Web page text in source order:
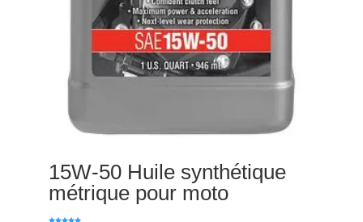
15W-50 Huile synthétique
métrique pour moto